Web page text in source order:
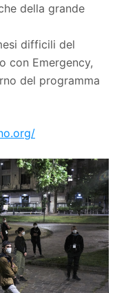
della grande
difficili del
con Emergency,
del programma